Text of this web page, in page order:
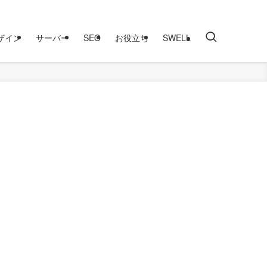
イン サーバー SEO お役立ち SWELL